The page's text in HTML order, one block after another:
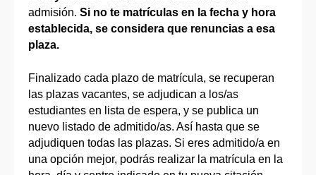
admisión. Si no te matrículas en la fecha y hora
establecida, se considera que renuncias a esa
plaza.
Finalizado cada plazo de matrícula, se recuperan
las plazas vacantes, se adjudican a los/as
estudiantes en lista de espera, y se publica un
nuevo listado de admitido/as. Así hasta que se
adjudiquen todas las plazas. Si eres admitido/a en
una opción mejor, podrás realizar la matrícula en la